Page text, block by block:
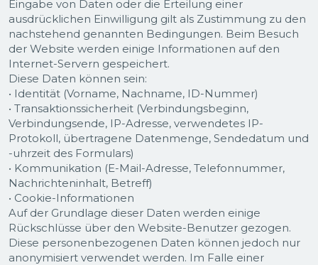
Eingabe von Daten oder die Erteilung einer
ausdrücklichen Einwilligung gilt als Zustimmung zu den
nachstehend genannten Bedingungen. Beim Besuch
der Website werden einige Informationen auf den
Internet-Servern gespeichert.
Diese Daten können sein:
• Identität (Vorname, Nachname, ID-Nummer)
• Transaktionssicherheit (Verbindungsbeginn,
Verbindungsende, IP-Adresse, verwendetes IP-
Protokoll, übertragene Datenmenge, Sendedatum und
-uhrzeit des Formulars)
• Kommunikation (E-Mail-Adresse, Telefonnummer,
Nachrichteninhalt, Betreff)
• Cookie-Informationen
Auf der Grundlage dieser Daten werden einige
Rückschlüsse über den Website-Benutzer gezogen.
Diese personenbezogenen Daten können jedoch nur
anonymisiert verwendet werden. Im Falle einer